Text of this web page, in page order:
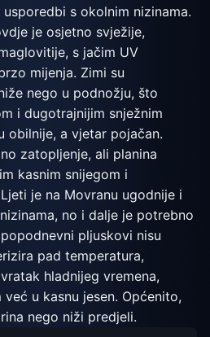
s okolnim nizinama.
je osjetno svježije,
s jačim UV
mijenja. Zimi su
nego u podnožju, što
i dugotrajnijim snježnim
obilnije, a vjetar pojačan.
zatopljenje, ali planina
kasnim snijegom i
je na Movranu ugodnije i
no i dalje je potrebno
pljuskovi nisu
pad temperatura,
hladnijeg vremena,
u kasnu jesen. Općenito,
nego niži predjeli.